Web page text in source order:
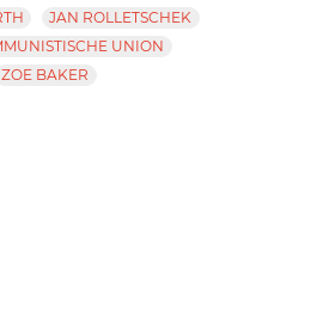
JAN ROLLETSCHEK
UNION
ZOE BAKER